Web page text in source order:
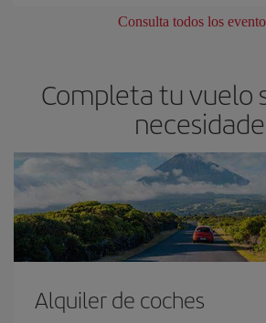
Consulta todos los
Completa tu vuelo
Alquiler de coches